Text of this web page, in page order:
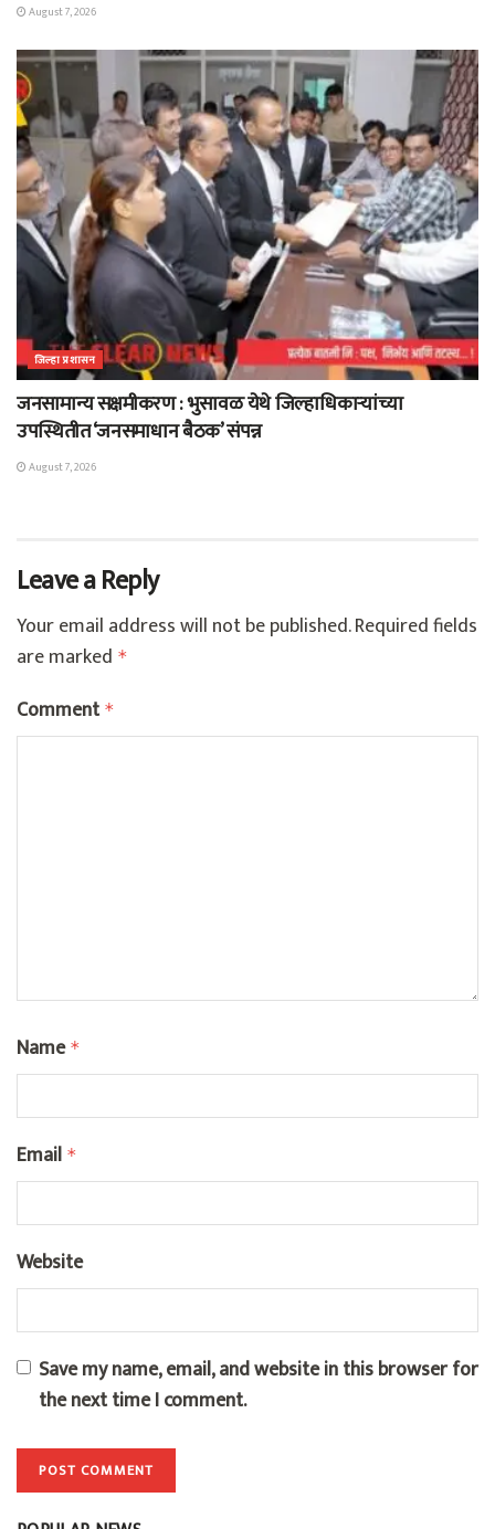
August 7, 2026
जिल्हा प्रशासन
जनसामान्य सक्षमीकरण : भुसावळ येथे जिल्हाधिकाऱ्यांच्या
उपस्थितीत ‘जनसमाधान बैठक’ संपन्न
August 7, 2026
Leave a Reply
Your email address will not be published.Required fields
are marked *
Comment *
Name *
Email *
Website
Save my name, email, and website in this browser for
the next time I comment.